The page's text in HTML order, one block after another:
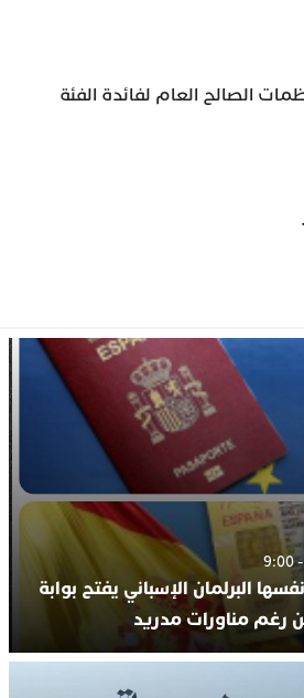
الصالح العام لفائدة الفئة
البرلمان الإسباني يفتح بوابة
رغم مناورات مدريد